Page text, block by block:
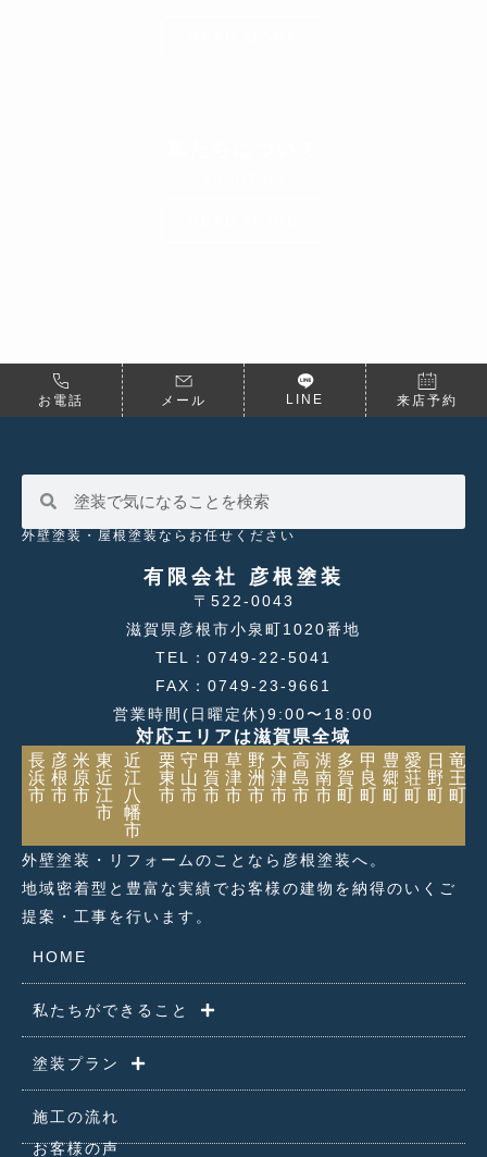
お電話 メール LINE 来店予約
外壁塗装・屋根塗装ならお任せください
有限会社 彦根塗装
〒522-0043
滋賀県彦根市小泉町1020番地
TEL：0749-22-5041
FAX：0749-23-9661
営業時間(日曜定休)9:00〜18:00
対応エリアは滋賀県全域
長
浜
市
彦
根
市
米
原
市
東
近
江
市
近
江
八
幡
市
栗
東
市
守
山
市
甲
賀
市
草
津
市
野
洲
市
大
津
市
高
島
市
湖
南
市
多
賀
町
甲
良
町
豊
郷
町
愛
荘
町
日
野
町
竜
王
町
外壁塗装・リフォームのことなら彦根塗装へ。
地域密着型と豊富な実績でお客様の建物を納得のいくご
提案・工事を行います。
HOME
私たちができること
塗装プラン
施工の流れ
お客様の声